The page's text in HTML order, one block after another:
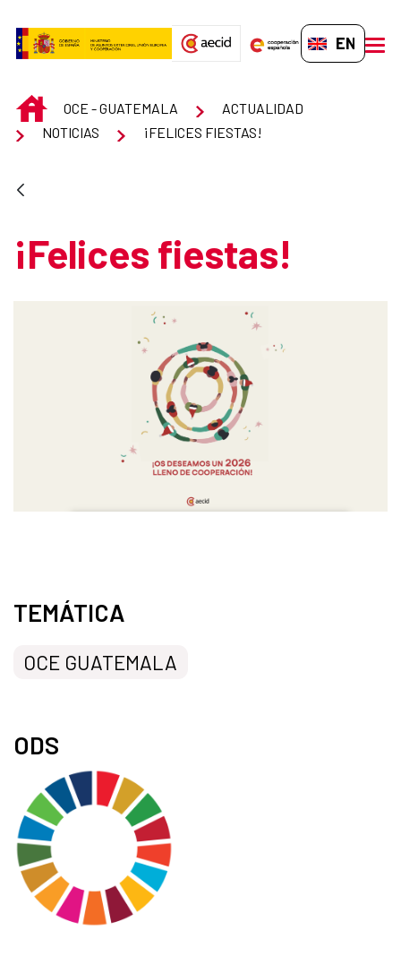
EN-GB
INICIOOCE - GUATEMALA
ACTUALIDAD
NOTICIAS
¡FELICES FIESTAS!
¡Felices fiestas!
TEMÁTICA
OCE GUATEMALA
ODS